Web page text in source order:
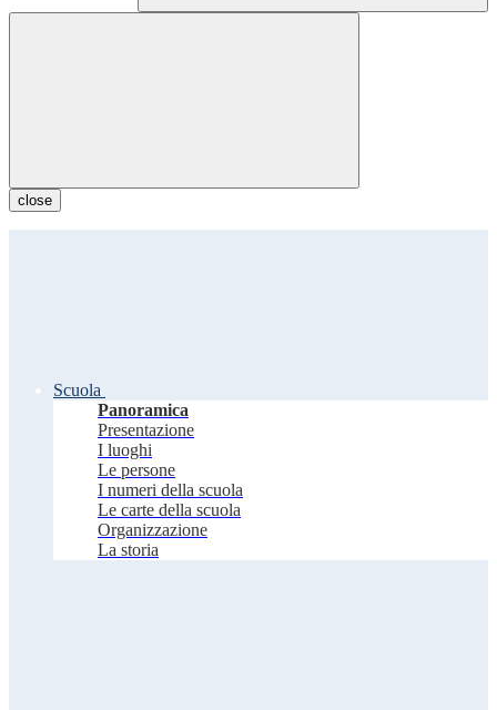
close
Scuola
Panoramica
Presentazione
I luoghi
Le persone
I numeri della scuola
Le carte della scuola
Organizzazione
La storia